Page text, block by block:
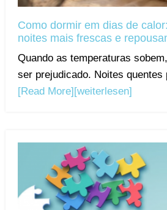
Como dormir em dias de
noites mais frescas e
Quando as temperaturas
ser prejudicado. Noites quentes
[Read More] [weiterlesen]